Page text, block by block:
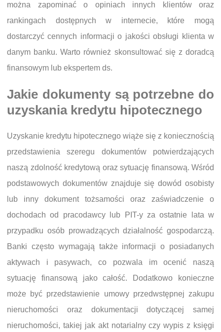
można zapominać o opiniach innych klientów oraz
rankingach dostępnych w internecie, które mogą
dostarczyć cennych informacji o jakości obsługi klienta w
danym banku. Warto również skonsultować się z doradcą
finansowym lub ekspertem ds.
Jakie dokumenty są potrzebne do
uzyskania kredytu hipotecznego
Uzyskanie kredytu hipotecznego wiąże się z koniecznością
przedstawienia szeregu dokumentów potwierdzających
naszą zdolność kredytową oraz sytuację finansową. Wśród
podstawowych dokumentów znajduje się dowód osobisty
lub inny dokument tożsamości oraz zaświadczenie o
dochodach od pracodawcy lub PIT-y za ostatnie lata w
przypadku osób prowadzących działalność gospodarczą.
Banki często wymagają także informacji o posiadanych
aktywach i pasywach, co pozwala im ocenić naszą
sytuację finansową jako całość. Dodatkowo konieczne
może być przedstawienie umowy przedwstępnej zakupu
nieruchomości oraz dokumentacji dotyczącej samej
nieruchomości, takiej jak akt notarialny czy wypis z księgi